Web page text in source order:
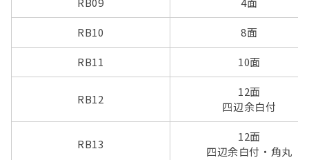
RB10 8面
RB11 10面
RB12
12面
四辺余白付
RB13
12面
四辺余白付・角丸